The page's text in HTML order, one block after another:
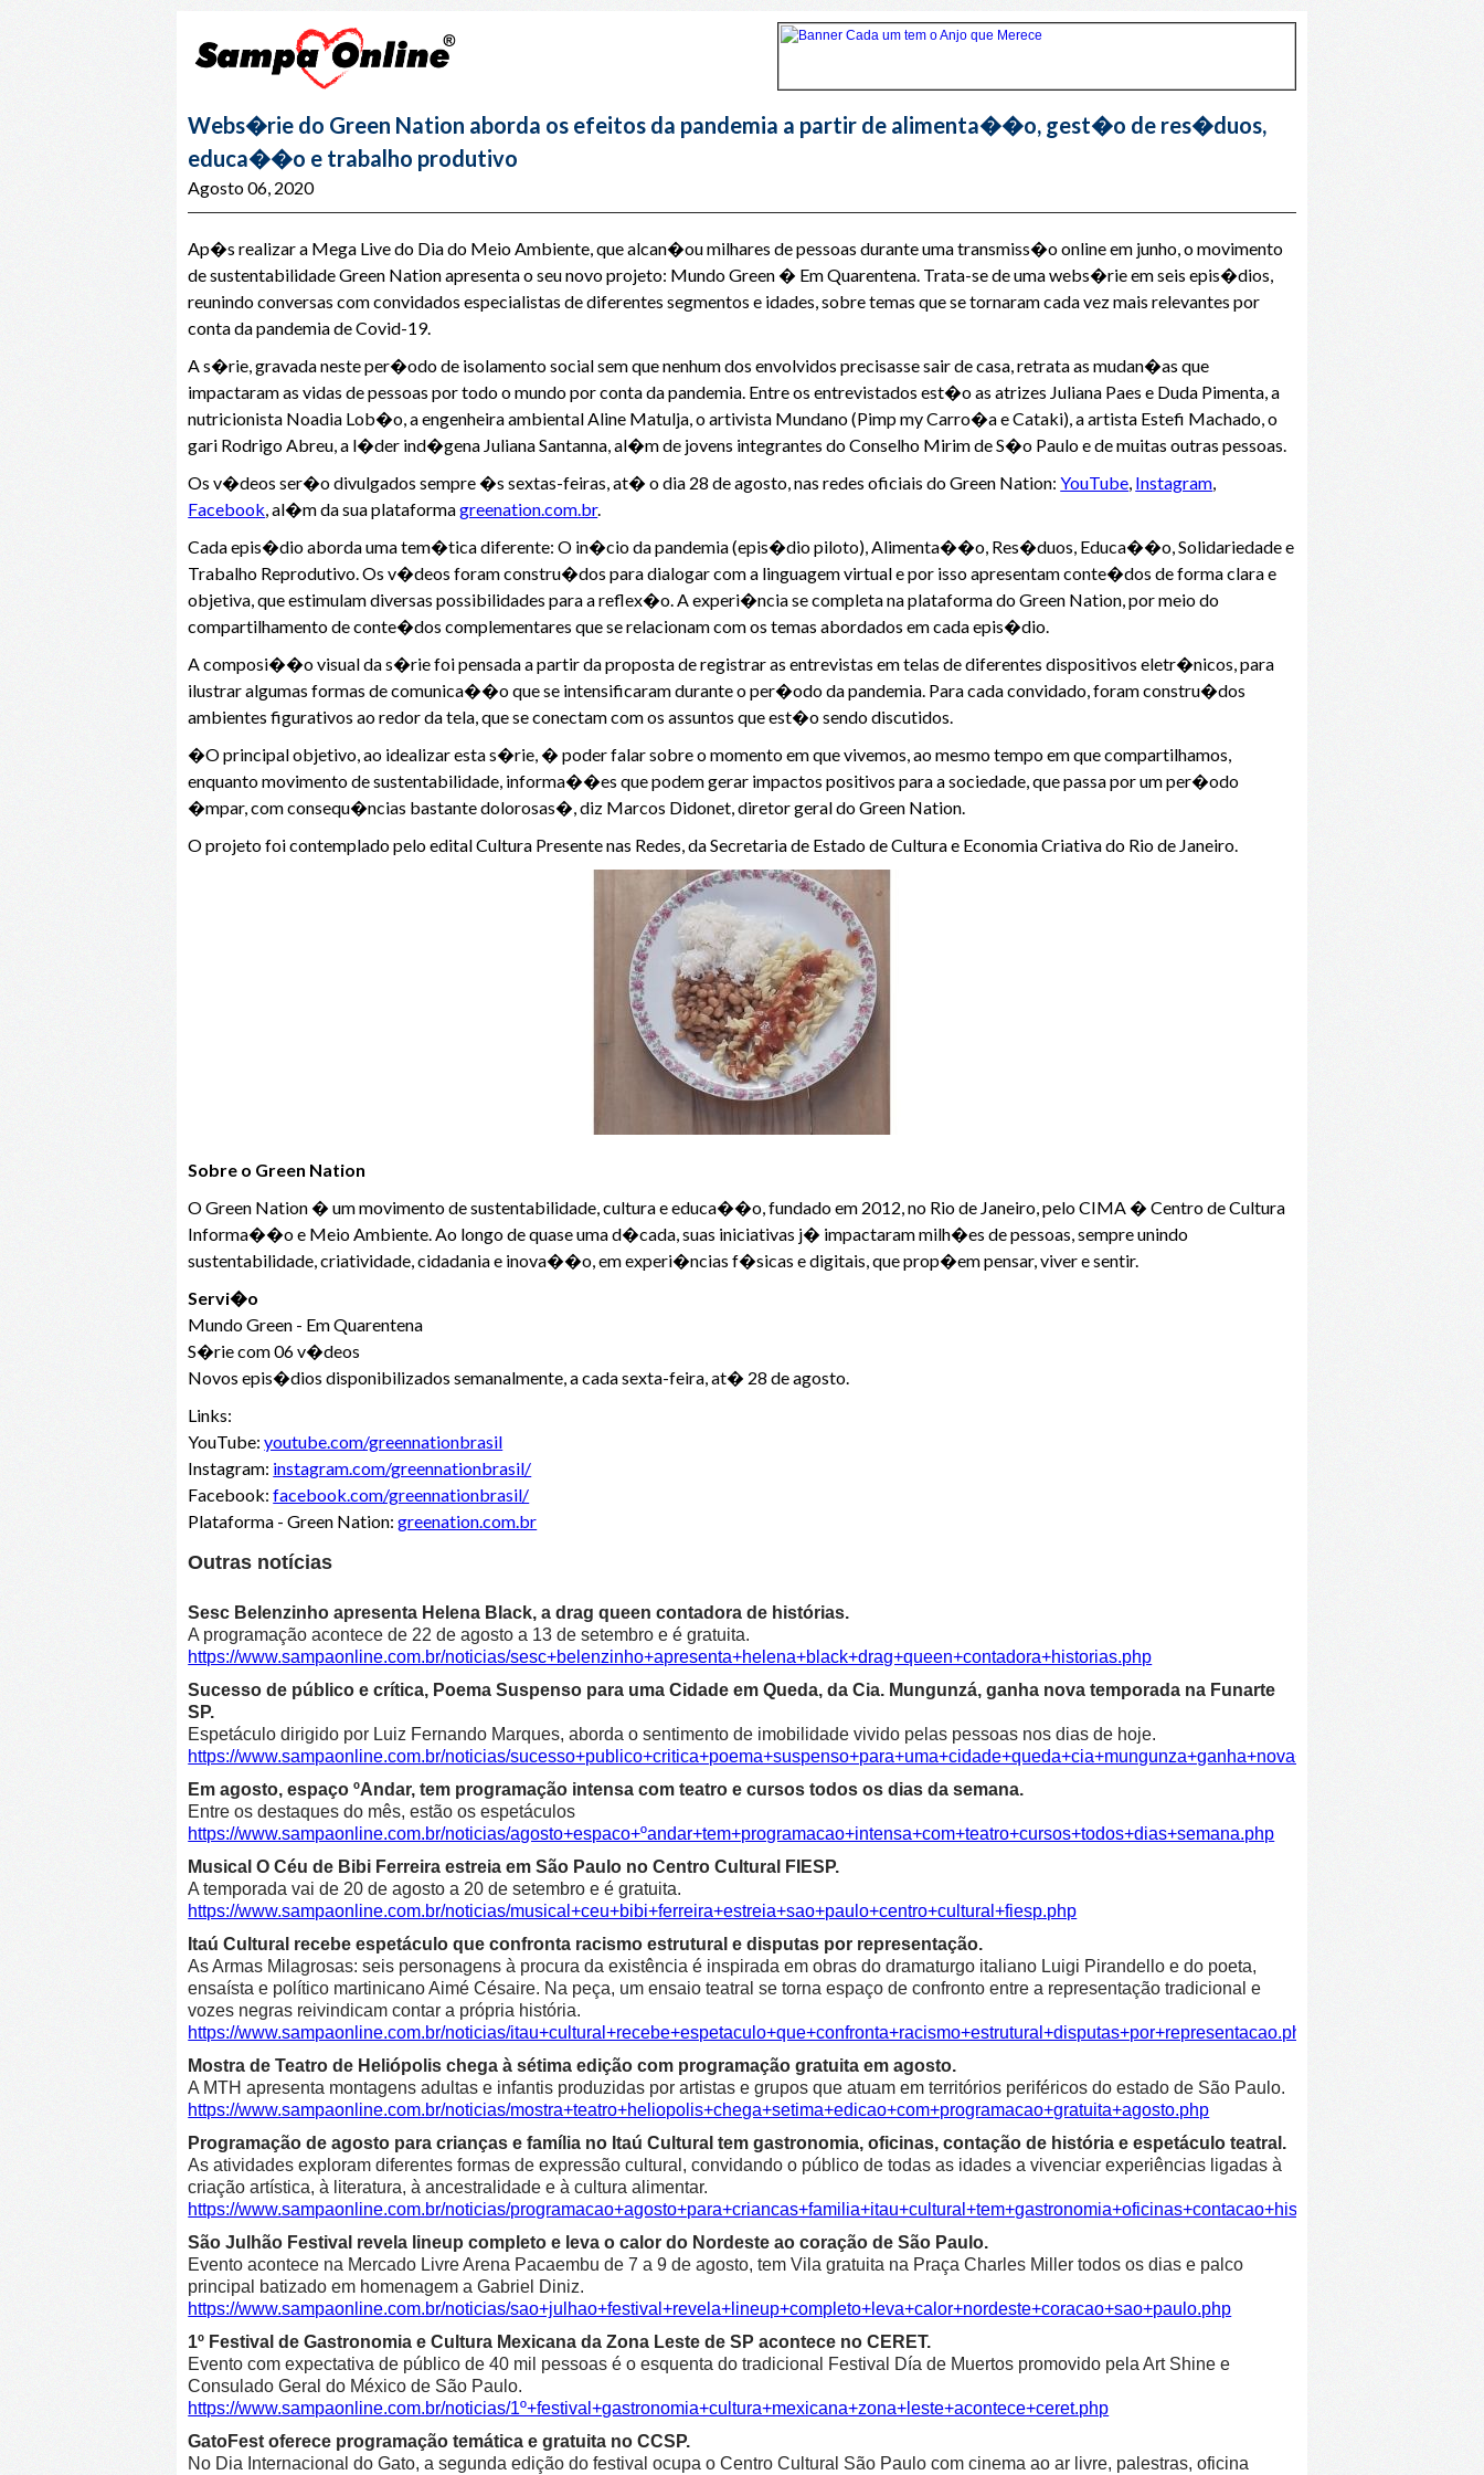
Webs�rie do Green Nation aborda os efeitos da pandemia a partir de alimenta��o, gest�o de res�duos,
educa��o e trabalho produtivo
Agosto 06, 2020
Ap�s realizar a Mega Live do Dia do Meio Ambiente, que alcan�ou milhares de pessoas durante uma transmiss�o online em junho, o movimento
de sustentabilidade Green Nation apresenta o seu novo projeto: Mundo Green � Em Quarentena. Trata-se de uma webs�rie em seis epis�dios,
reunindo conversas com convidados especialistas de diferentes segmentos e idades, sobre temas que se tornaram cada vez mais relevantes por
conta da pandemia de Covid-19.
A s�rie, gravada neste per�odo de isolamento social sem que nenhum dos envolvidos precisasse sair de casa, retrata as mudan�as que
impactaram as vidas de pessoas por todo o mundo por conta da pandemia. Entre os entrevistados est�o as atrizes Juliana Paes e Duda Pimenta, a
nutricionista Noadia Lob�o, a engenheira ambiental Aline Matulja, o artivista Mundano (Pimp my Carro�a e Cataki), a artista Estefi Machado, o
gari Rodrigo Abreu, a l�der ind�gena Juliana Santanna, al�m de jovens integrantes do Conselho Mirim de S�o Paulo e de muitas outras pessoas.
Os v�deos ser�o divulgados sempre �s sextas-feiras, at� o dia 28 de agosto, nas redes oficiais do Green Nation:YouTube, Instagram,
Facebook, al�m da sua plataformagreenation.com.br.
Cada epis�dio aborda uma tem�tica diferente: O in�cio da pandemia (epis�dio piloto), Alimenta��o, Res�duos, Educa��o, Solidariedade e
Trabalho Reprodutivo. Os v�deos foram constru�dos para dialogar com a linguagem virtual e por isso apresentam conte�dos de forma clara e
objetiva, que estimulam diversas possibilidades para a reflex�o. A experi�ncia se completa na plataforma do Green Nation, por meio do
compartilhamento de conte�dos complementares que se relacionam com os temas abordados em cada epis�dio.
A composi��o visual da s�rie foi pensada a partir da proposta de registrar as entrevistas em telas de diferentes dispositivos eletr�nicos, para
ilustrar algumas formas de comunica��o que se intensificaram durante o per�odo da pandemia. Para cada convidado, foram constru�dos
ambientes figurativos ao redor da tela, que se conectam com os assuntos que est�o sendo discutidos.
�O principal objetivo, ao idealizar esta s�rie, � poder falar sobre o momento em que vivemos, ao mesmo tempo em que compartilhamos,
enquanto movimento de sustentabilidade, informa��es que podem gerar impactos positivos para a sociedade, que passa por um per�odo
�mpar, com consequ�ncias bastante dolorosas�, diz Marcos Didonet, diretor geral do Green Nation.
O projeto foi contemplado pelo edital Cultura Presente nas Redes, da Secretaria de Estado de Cultura e Economia Criativa do Rio de Janeiro.
Sobre o Green Nation
O Green Nation � um movimento de sustentabilidade, cultura e educa��o, fundado em 2012, no Rio de Janeiro, pelo CIMA � Centro de Cultura
Informa��o e Meio Ambiente. Ao longo de quase uma d�cada, suas iniciativas j� impactaram milh�es de pessoas, sempre unindo
sustentabilidade, criatividade, cidadania e inova��o, em experi�ncias f�sicas e digitais, que prop�em pensar, viver e sentir.
Servi�o
Mundo Green - Em Quarentena
S�rie com 06 v�deos
Novos epis�dios disponibilizados semanalmente, a cada sexta-feira, at� 28 de agosto.
Links:
YouTube:youtube.com/greennationbrasil
Instagram: instagram.com/greennationbrasil/
Facebook:facebook.com/greennationbrasil/
Plataforma - Green Nation:greenation.com.br
Outras notícias
Sesc Belenzinho apresenta Helena Black, a drag queen contadora de histórias.
A programação acontece de 22 de agosto a 13 de setembro e é gratuita.
https://www.sampaonline.com.br/noticias/sesc+belenzinho+apresenta+helena+black+drag+queen+contadora+historias.php
Sucesso de público e crítica, Poema Suspenso para uma Cidade em Queda, da Cia. Mungunzá, ganha nova temporada na Funarte
SP.
Espetáculo dirigido por Luiz Fernando Marques, aborda o sentimento de imobilidade vivido pelas pessoas nos dias de hoje.
https://www.sampaonline.com.br/noticias/
Em agosto, espaço ºAndar, tem programação intensa com teatro e cursos todos os dias da semana.
Entre os destaques do mês, estão os espetáculos
https://www.sampaonline.com.br/noticias/agosto+espaco+ºandar+tem+programacao+intensa+com+teatro+cursos+todos+dias+semana.php
Musical O Céu de Bibi Ferreira estreia em São Paulo no Centro Cultural FIESP.
A temporada vai de 20 de agosto a 20 de setembro e é gratuita.
https://www.sampaonline.com.br/noticias/musical+ceu+bibi+ferreira+estreia+sao+paulo+centro+cultural+fiesp.php
Itaú Cultural recebe espetáculo que confronta racismo estrutural e disputas por representação.
As Armas Milagrosas: seis personagens à procura da existência é inspirada em obras do dramaturgo italiano Luigi Pirandello e do poeta,
ensaísta e político martinicano Aimé Césaire. Na peça, um ensaio teatral se torna espaço de confronto entre a representação tradicional e
vozes negras reivindicam contar a própria história.
https://www.sampaonline.com.br/noticias/itau+cultural+recebe+espetaculo+que+confronta+racismo+estrutural+disputas+por+representacao.php
Mostra de Teatro de Heliópolis chega à sétima edição com programação gratuita em agosto.
A MTH apresenta montagens adultas e infantis produzidas por artistas e grupos que atuam em territórios periféricos do estado de São Paulo.
https://www.sampaonline.com.br/noticias/mostra+teatro+heliopolis+chega+setima+edicao+com+programacao+gratuita+agosto.php
Programação de agosto para crianças e família no Itaú Cultural tem gastronomia, oficinas, contação de história e espetáculo teatral.
As atividades exploram diferentes formas de expressão cultural, convidando o público de todas as idades a vivenciar experiências ligadas à
criação artística, à literatura, à ancestralidade e à cultura alimentar.
https://www.sampaonline.com.br/noticias/
São Julhão Festival revela lineup completo e leva o calor do Nordeste ao coração de São Paulo.
Evento acontece na Mercado Livre Arena Pacaembu de 7 a 9 de agosto, tem Vila gratuita na Praça Charles Miller todos os dias e palco
principal batizado em homenagem a Gabriel Diniz.
https://www.sampaonline.com.br/noticias/sao+julhao+festival+revela+lineup+completo+leva+calor+nordeste+coracao+sao+paulo.php
1º Festival de Gastronomia e Cultura Mexicana da Zona Leste de SP acontece no CERET.
Evento com expectativa de público de 40 mil pessoas é o esquenta do tradicional Festival Día de Muertos promovido pela Art Shine e
Consulado Geral do México de São Paulo.
https://www.sampaonline.com.br/noticias/1º+festival+gastronomia+cultura+mexicana+zona+leste+acontece+ceret.php
GatoFest oferece programação temática e gratuita no CCSP.
No Dia Internacional do Gato, a segunda edição do festival ocupa o Centro Cultural São Paulo com cinema ao ar livre, palestras, oficina